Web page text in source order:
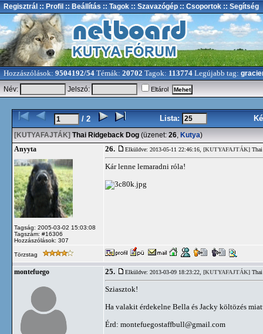
Regisztrál :: Profil :: Beállítás :: Tagok :: Szavazógép :: Csoportok :: Segítség
Hozzászólások: 9504192/54 Témák: 20702 Tagok: 113774 Legújabb tag:
Név:
Jelszó: Eltárol
/ 2 Lista:
[KUTYAFAJTÁK] Thai Ridgeback Dog (üzenet: 26, Kutya)
Anyyta
Tagság: 2005-03-02 15:03:08
Tagszám: #16306
Hozzászólások: 307
26. Elküldve: 2013-05-11 22:46:16, [KUTYAFAJTÁK]
Kár lenne lemaradni róla!
Törzstag
montefuego 25. Elküldve: 2013-03-09 18:23:22, [KUTYAFAJTÁK]
Sziasztok!
Ha valakit érdekelne Bella és Jacky költözés
Érd: montefuegostaffbull@gmail.com